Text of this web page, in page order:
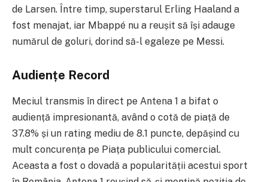
de Larsen. Între timp, superstarul Erling Haaland a
fost menajat, iar Mbappé nu a reușit să își adauge
numărul de goluri, dorind să-l egaleze pe Messi.
Audiențe Record
Meciul transmis în direct pe Antena 1 a bifat o
audiență impresionantă, având o cotă de piață de
37.8% și un rating mediu de 8.1 puncte, depășind cu
mult concurența pe Piața publicului comercial.
Aceasta a fost o dovadă a popularității acestui sport